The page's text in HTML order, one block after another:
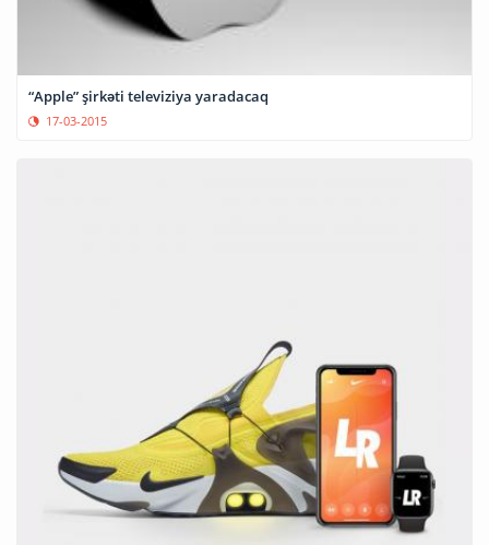
“Apple” şirkəti televiziya yaradacaq
17-03-2015